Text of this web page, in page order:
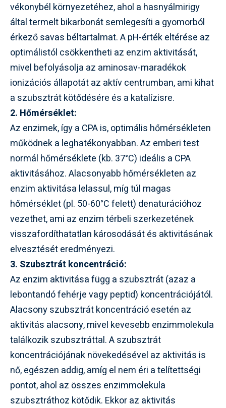
vékonybél környezetéhez, ahol a hasnyálmirigy
által termelt bikarbonát semlegesíti a gyomorból
érkező savas béltartalmat. A pH-érték eltérése az
optimálistól csökkentheti az enzim aktivitását,
mivel befolyásolja az aminosav-maradékok
ionizációs állapotát az aktív centrumban, ami kihat
a szubsztrát kötődésére és a katalízisre.
2. Hőmérséklet:
Az enzimek, így a CPA is, optimális hőmérsékleten
működnek a leghatékonyabban. Az emberi test
normál hőmérséklete (kb. 37°C) ideális a CPA
aktivitásához. Alacsonyabb hőmérsékleten az
enzim aktivitása lelassul, míg túl magas
hőmérséklet (pl. 50-60°C felett) denaturációhoz
vezethet, ami az enzim térbeli szerkezetének
visszafordíthatatlan károsodását és aktivitásának
elvesztését eredményezi.
3. Szubsztrát koncentráció:
Az enzim aktivitása függ a szubsztrát (azaz a
lebontandó fehérje vagy peptid) koncentrációjától.
Alacsony szubsztrát koncentráció esetén az
aktivitás alacsony, mivel kevesebb enzimmolekula
találkozik szubsztráttal. A szubsztrát
koncentrációjának növekedésével az aktivitás is
nő, egészen addig, amíg el nem éri a telítettségi
pontot, ahol az összes enzimmolekula
szubsztráthoz kötődik. Ekkor az aktivitás